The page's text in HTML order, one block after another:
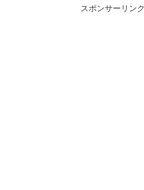
スポンサーリンク